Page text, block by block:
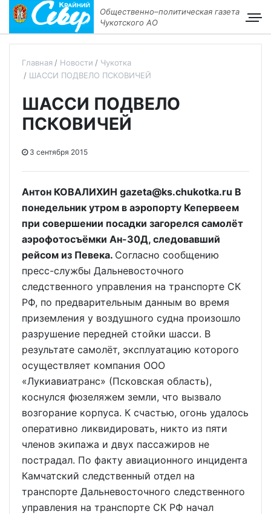
Общественно–политическая газета
Чукотского АО
Главная Новости
Чукотка
ШАССИ ПОДВЕЛО ПСКОВИЧЕЙ
ШАССИ ПОДВЕЛО
ПСКОВИЧЕЙ
3 сентября 2015
Антон КОВАЛИХИН gazeta@ks.chukotka.ru В
понедельник утром в аэропорту Кепервеем
при совершении посадки загорелся самолёт
аэрофотосъёмки Ан-30Д, следовавший
рейсом из Певека. Согласно сообщению
пресс-службы Дальневосточного
следственного управления на транспорте СК
РФ, по предварительным данным во время
приземления у воздушного судна произошло
разрушение передней стойки шасси. В
результате самолёт, эксплуатацию которого
осуществляет компания ООО
«Лукиавиатранс» (Псковская область),
коснулся фюзеляжем земли, что вызвало
возгорание корпуса. К счастью, огонь удалось
оперативно ликвидировать, никто из пяти
членов экипажа и двух пассажиров не
пострадал. По факту авиационного инцидента
Камчатский следственный отдел на
транспорте Дальневосточного следственного
управления на транспорте СК РФ начал